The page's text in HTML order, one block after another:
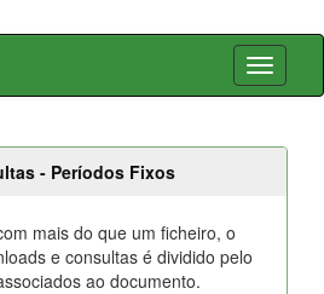
- Períodos Fixos
mais do que um ficheiro, o
e consultas é dividido pelo
ao documento.